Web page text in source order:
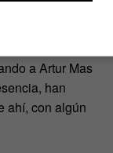
acabó
a Artur Mas
han
ahí, con algún